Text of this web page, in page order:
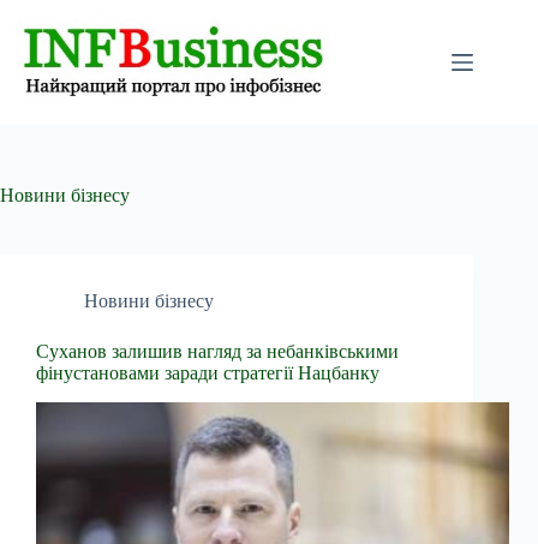
Новини бізнесу
Новини бізнесу
Суханов залишив нагляд за небанківськими
фінустановами заради стратегії Нацбанку